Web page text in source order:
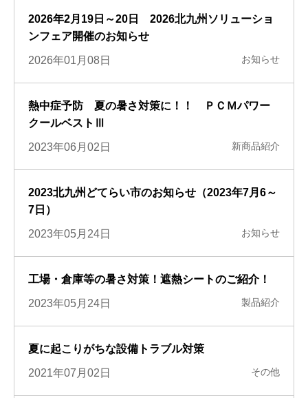
2026年2月19日～20日 2026北九州ソリューショ
ンフェア開催のお知らせ
2026年01月08日 お知らせ
熱中症予防 夏の暑さ対策に！！ ＰＣＭパワー
クールベストⅢ
2023年06月02日 新商品紹介
2023北九州どてらい市のお知らせ（2023年7月6～
7日）
2023年05月24日 お知らせ
工場・倉庫等の暑さ対策！遮熱シートのご紹介！
2023年05月24日 製品紹介
夏に起こりがちな設備トラブル対策
2021年07月02日 その他